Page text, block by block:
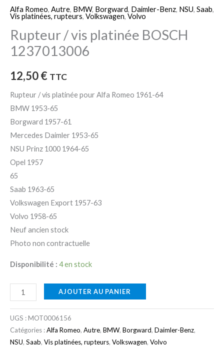
Alfa Romeo, Autre, BMW, Borgward, Daimler-Benz, NSU, Saab,
Vis platinées, rupteurs, Volkswagen, Volvo
Rupteur / vis platinée BOSCH
1237013006
12,50€ TTC
Rupteur / vis platinée pour Alfa Romeo 1961-64
BMW 1953-65
Borgward 1957-61
Mercedes Daimler 1953-65
NSU Prinz 1000 1964-65
Opel 1957
65
Saab 1963-65
Volkswagen Export 1957-63
Volvo 1958-65
Neuf ancien stock
Photo non contractuelle
Disponibilité : 4 en stock
AJOUTER AU PANIER
UGS :MOT0006156
Catégories :Alfa Romeo, Autre, BMW, Borgward, Daimler-Benz,
NSU, Saab, Vis platinées, rupteurs, Volkswagen, Volvo